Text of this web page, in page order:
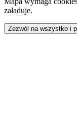
załaduje.
Zezwól na wszystko i